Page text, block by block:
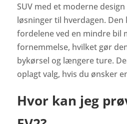
SUV med et moderne
løsninger til hverdagen.
fordelene ved en mindre bil
fornemmelse, hvilket gør
bykørsel og længere ture.
oplagt valg, hvis du ønsker
Hvor kan jeg